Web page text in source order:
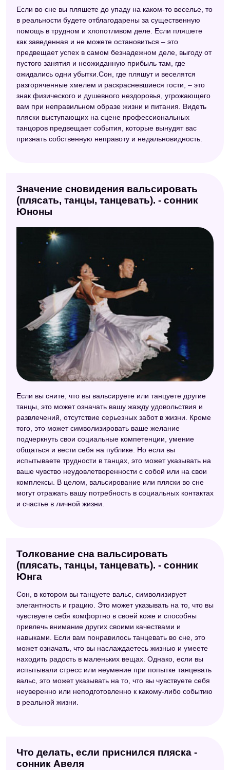
Если во сне вы пляшете до упаду на каком-то веселье, то
в реальности будете отблагодарены за существенную
помощь в трудном и хлопотливом деле. Если пляшете
как заведенная и не можете остановиться – это
предвещает успех в самом безнадежном деле, выгоду от
пустого занятия и неожиданную прибыль там, где
ожидались одни убытки.Сон, где пляшут и веселятся
разгоряченные хмелем и раскрасневшиеся гости, – это
знак физического и душевного нездоровья, угрожающего
вам при неправильном образе жизни и питания. Видеть
пляски выступающих на сцене профессиональных
танцоров предвещает события, которые вынудят вас
признать собственную неправоту и недальновидность.
Значение сновидения вальсировать
(плясать, танцы, танцевать). - сонник
Юноны
Если вы сните, что вы вальсируете или танцуете другие
танцы, это может означать вашу жажду удовольствия и
развлечений, отсутствие серьезных забот в жизни. Кроме
того, это может символизировать ваше желание
подчеркнуть свои социальные компетенции, умение
общаться и вести себя на публике. Но если вы
испытываете трудности в танцах, это может указывать на
ваше чувство неудовлетворенности с собой или на свои
комплексы. В целом, вальсирование или пляски во сне
могут отражать вашу потребность в социальных контактах
и счастье в личной жизни.
Толкование сна вальсировать
(плясать, танцы, танцевать). - сонник
Юнга
Сон, в котором вы танцуете вальс, символизирует
элегантность и грацию. Это может указывать на то, что вы
чувствуете себя комфортно в своей коже и способны
привлечь внимание других своими качествами и
навыками. Если вам понравилось танцевать во сне, это
может означать, что вы наслаждаетесь жизнью и умеете
находить радость в маленьких вещах. Однако, если вы
испытывали стресс или неумение при попытке танцевать
вальс, это может указывать на то, что вы чувствуете себя
неуверенно или неподготовленно к какому-либо событию
в реальной жизни.
Что делать, если приснился пляска -
сонник Авеля